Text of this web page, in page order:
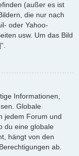
(außer es ist
die nur nach
oder Yahoo-
usw. Um das Bild
Informationen,
Globale
jedem Forum und
du eine globale
hängt von den
ab.